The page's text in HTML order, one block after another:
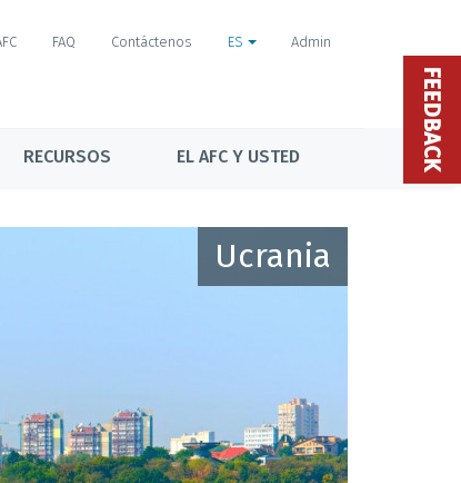
FAQ Contáctenos ES Admin
RECURSOS EL AFC Y USTED
Ucrania
FEEDBACK